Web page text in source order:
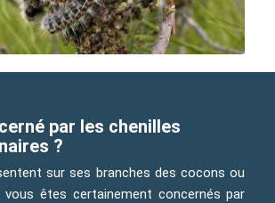
par les chenilles
?
sur ses branches des cocons ou
vous êtes certainement concernés par